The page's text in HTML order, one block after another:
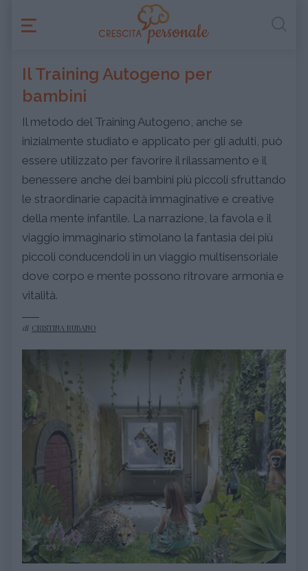
Il Training Autogeno per
bambini
Il metodo del Training Autogeno, anche se
inizialmente studiato e applicato per gli adulti, può
essere utilizzato per favorire il rilassamento e il
benessere anche dei bambini più piccoli sfruttando
le straordinarie capacità immaginative e creative
della mente infantile. La narrazione, la favola e il
viaggio immaginario stimolano la fantasia dei più
piccoli conducendoli in un viaggio multisensoriale
dove corpo e mente possono ritrovare armonia e
vitalità.
di CRISTINA RUBANO